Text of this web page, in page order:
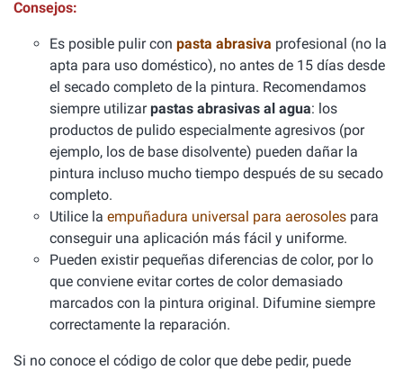
Consejos:
Es posible pulir con pasta abrasiva profesional (no la
apta para uso doméstico), no antes de 15 días desde
el secado completo de la pintura. Recomendamos
siempre utilizarpastas abrasivas al agua: los
productos de pulido especialmente agresivos (por
ejemplo, los de base disolvente) pueden dañar la
pintura incluso mucho tiempo después de su secado
completo.
Utilice la empuñadura universal para aerosoles para
conseguir una aplicación más fácil y uniforme.
Pueden existir pequeñas diferencias de color, por lo
que conviene evitar cortes de color demasiado
marcados con la pintura original. Difumine siempre
correctamente la reparación.
Si no conoce el código de color que debe pedir, puede